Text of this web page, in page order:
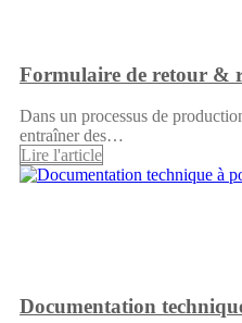
Formulaire de retour &
Dans un processus de
entraîner des…
Lire l'article
Documentation